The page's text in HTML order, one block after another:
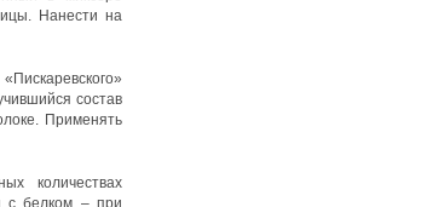
Нанести на
состав
Применять
количествах
с белком – при